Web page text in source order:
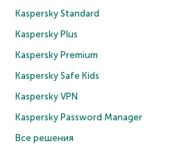
Kaspersky Standard
Kaspersky Plus
Kaspersky Premium
Kaspersky Safe Kids
Kaspersky VPN
Kaspersky Password Manager
Все решения